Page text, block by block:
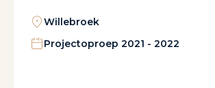
Willebroek
Projectoproep 2021 - 2022